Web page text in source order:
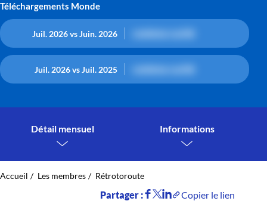
Téléchargements Monde
Juil. 2026 vs Juin. 2026
Juil. 2026 vs Juil. 2025
Détail mensuel Informations
Accueil Les membres Rétrotoroute
Partager : Copier le lien